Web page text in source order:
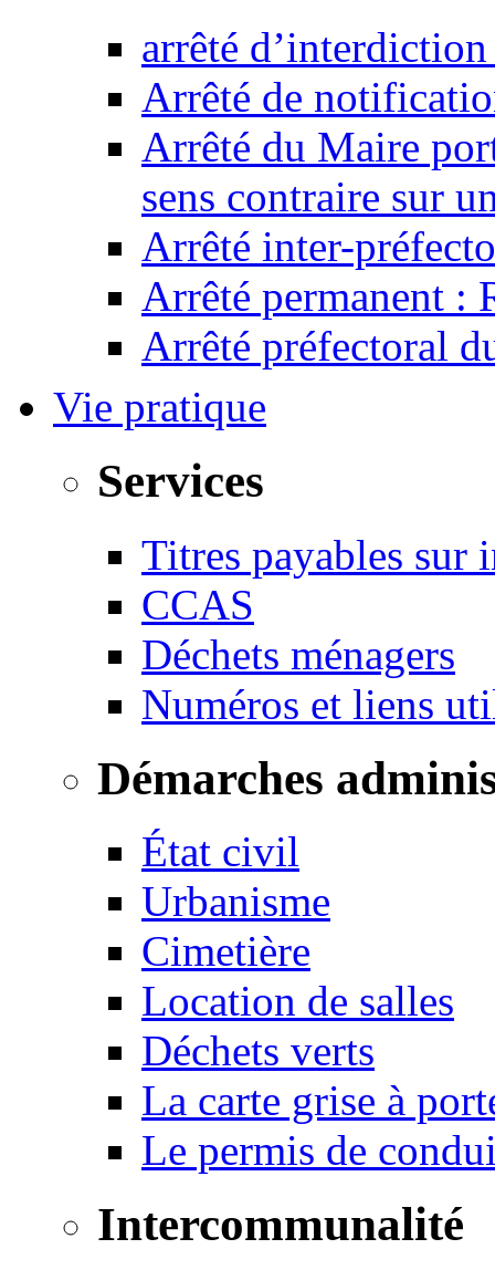
arrêté
Arrêté de
Arrêté du Maire
sens contraire sur
Arrêté inter-
Arrêté permanent :
Arrêté préfectoral
Vie pratique
Services
Titres payables sur
CCAS
Déchets ménagers
Numéros et liens
Démarches
État civil
Urbanisme
Cimetière
Location de salles
Déchets verts
La carte grise à
Le permis de
Intercommunalité